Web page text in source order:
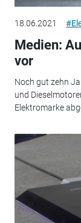
18.06.2021
Medien:
vor
Noch gut zehn
und
Elektromarke